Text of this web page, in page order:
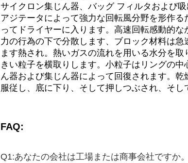
サイクロン集じん器、バッグ フィルタおよび
アジテータによって強力な回転風分野を形作
ってドライヤーに入ります。高速回転感動的
力の行為の下で分散します、ブロック材料は
ます熱され。熱いガスの流れを用いる水分を
きい粒子を横取りします。小粒子はリングの
ん器および集じん器によって回復されます。
服従し、底に下り、そして押しつぶされ、そし
FAQ:
Q1:あなたの会社は工場または商事会社ですか。